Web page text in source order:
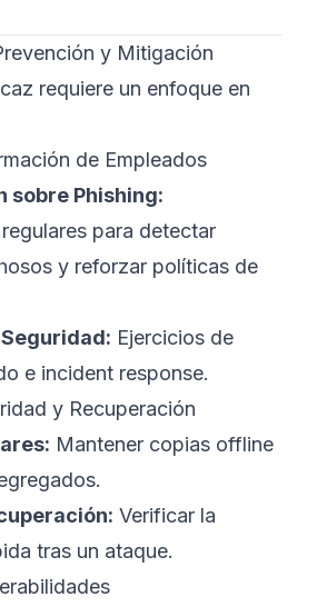
y Mitigación
requiere un enfoque en
de Empleados
sobre Phishing:
para detectar
y reforzar políticas de
Ejercicios de
e incident response.
y Recuperación
Mantener copias offline
Verificar la
tras un ataque.